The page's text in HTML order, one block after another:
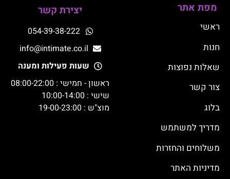
מפת אתר
ראשי
חנות
שאלות נפוצות
צור קשר
בלוג
מדריך למשתמש
משלוחים והחזרות
מדיניות האתר
יצירת קשר
054-39-38-222
info@intimate.co.il
שעות פעילות ומענה
ראשון - חמישי : 08:00-22:00
שישי : 10:00-14:00
מוצ"ש : 19-00-23:00